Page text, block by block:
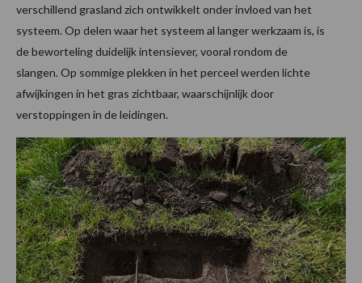
verschillend grasland zich ontwikkelt onder invloed van het
systeem. Op delen waar het systeem al langer werkzaam is, is
de beworteling duidelijk intensiever, vooral rondom de
slangen. Op sommige plekken in het perceel werden lichte
afwijkingen in het gras zichtbaar, waarschijnlijk door
verstoppingen in de leidingen.